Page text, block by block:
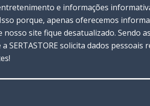
e informações
porque, apenas oferecemos
site fique desatualizado. Sendo
solicita dados pessoais